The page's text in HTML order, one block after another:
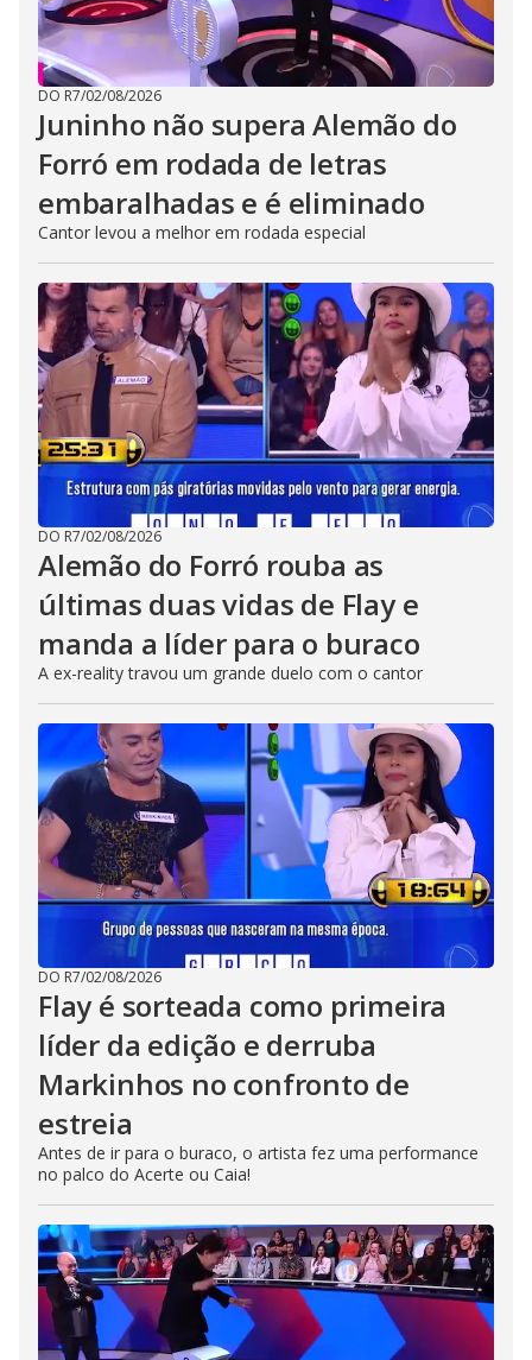
DO R7/02/08/2026
Juninho não supera Alemão do
Forró em rodada de letras
embaralhadas e é eliminado
Cantor levou a melhor em rodada especial
DO R7/02/08/2026
Alemão do Forró rouba as
últimas duas vidas de Flay e
manda a líder para o buraco
A ex-reality travou um grande duelo com o cantor
DO R7/02/08/2026
Flay é sorteada como primeira
líder da edição e derruba
Markinhos no confronto de
estreia
Antes de ir para o buraco, o artista fez uma performance
no palco do Acerte ou Caia!